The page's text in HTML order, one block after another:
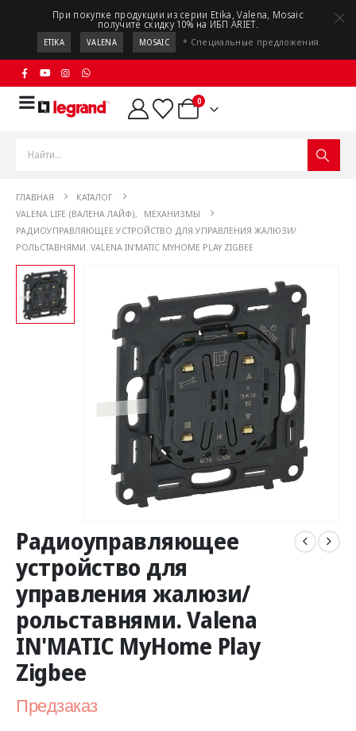
При покупке продукции из серии Etika, Valena, Mosaic
получите скидку 10% на ИБП ARIET.
ETIKA VALENA MOSAIC * Специальные предложения.
0
ГЛАВНАЯ
КАТАЛОГ
VALENA LIFE (ВАЛЕНА ЛАЙФ),
МЕХАНИЗМЫ
РАДИОУПРАВЛЯЮЩЕЕ УСТРОЙСТВО ДЛЯ УПРАВЛЕНИЯ ЖАЛЮЗИ/
РОЛЬСТАВНЯМИ. VALENA IN'MATIC MYHOME PLAY ZIGBEE
Радиоуправляющее
устройство для
управления жалюзи/
рольставнями. Valena
IN'MATIC MyHome Play
Zigbee
Предзаказ